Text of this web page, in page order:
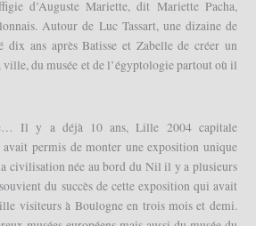
d’Auguste Mariette, dit Mariette Pacha,
Autour de Luc Tassart, une dizaine de
dix ans après Batisse et Zabelle de créer un
ville, du musée et de l’égyptologie partout où il
Il y a déjà 10 ans, Lille 2004 capitale
permis de monter une exposition unique
civilisation née au bord du Nil il y a plusieurs
du succès de cette exposition qui avait
visiteurs à Boulogne en trois mois et demi.